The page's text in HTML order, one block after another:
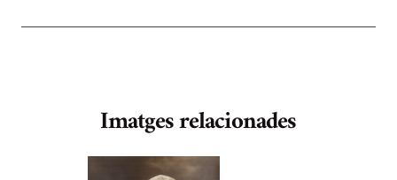
Imatges relacionades